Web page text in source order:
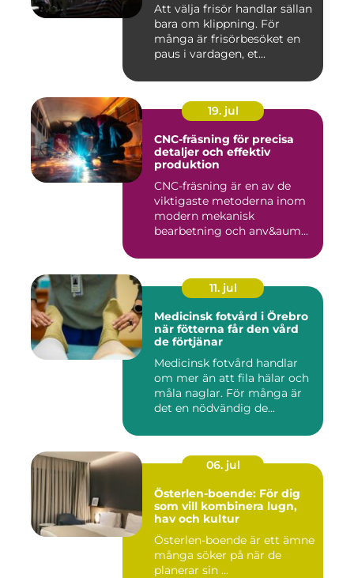
Att välja frisör handlar sällan
bara om klippning. För
många är frisörbesöket en
paus i vardagen, et...
19. jul
CNC-fräsning för precisa
detaljer och effektiv
produktion
CNC-fräsning är en av de
viktigaste metoderna inom
modern mekanisk
bearbetning och anv&aum...
11. jul
Medicinsk fotvård i Örebro
när fötterna får den vård
de förtjänar
Medicinsk fotvård handlar
om mer än att fila hälar och
måla naglar. För många är
det en nödvändig de...
06. jul
Österlen-boende: För dig
som vill kombinera lugn,
hav och kultur
Österlen-boende är ett ämne
många söker på när de
planerar sin ...